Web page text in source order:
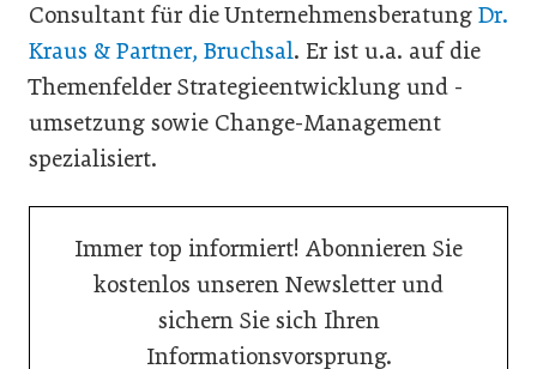
Consultant für die Unternehmensberatung Dr.
Kraus & Partner, Bruchsal. Er ist u.a. auf die
Themenfelder Strategieentwicklung und -
umsetzung sowie Change-Management
spezialisiert.
Immer top informiert! Abonnieren Sie
kostenlos unseren Newsletter und
sichern Sie sich Ihren
Informationsvorsprung.